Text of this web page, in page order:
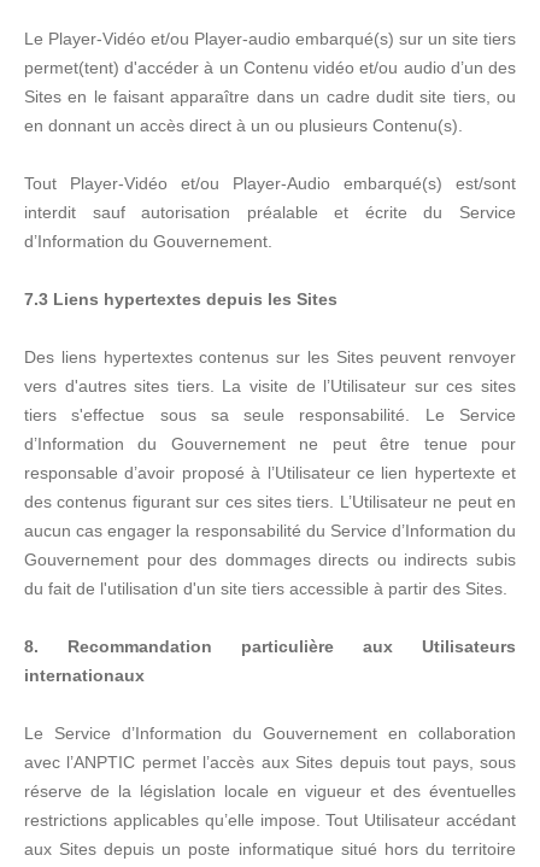
Le Player-Vidéo et/ou Player-audio embarqué(s) sur un site tiers
permet(tent) d'accéder à un Contenu vidéo et/ou audio d’un des
Sites en le faisant apparaître dans un cadre dudit site tiers, ou
en donnant un accès direct à un ou plusieurs Contenu(s).
Tout Player-Vidéo et/ou Player-Audio embarqué(s) est/sont
interdit sauf autorisation préalable et écrite du Service
d’Information du Gouvernement.
7.3 Liens hypertextes depuis les Sites
Des liens hypertextes contenus sur les Sites peuvent renvoyer
vers d'autres sites tiers. La visite de l’Utilisateur sur ces sites
tiers s'effectue sous sa seule responsabilité. Le Service
d’Information du Gouvernement ne peut être tenue pour
responsable d’avoir proposé à l’Utilisateur ce lien hypertexte et
des contenus figurant sur ces sites tiers. L’Utilisateur ne peut en
aucun cas engager la responsabilité du Service d’Information du
Gouvernement pour des dommages directs ou indirects subis
du fait de l'utilisation d'un site tiers accessible à partir des Sites.
8. Recommandation particulière aux Utilisateurs
internationaux
Le Service d’Information du Gouvernement en collaboration
avec l’ANPTIC permet l’accès aux Sites depuis tout pays, sous
réserve de la législation locale en vigueur et des éventuelles
restrictions applicables qu’elle impose. Tout Utilisateur accédant
aux Sites depuis un poste informatique situé hors du territoire